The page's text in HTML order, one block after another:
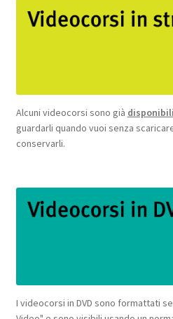
Alcuni videocorsi sono già
guardarli quando vuoi senza
conservarli.
I videocorsi in DVD sono formattati